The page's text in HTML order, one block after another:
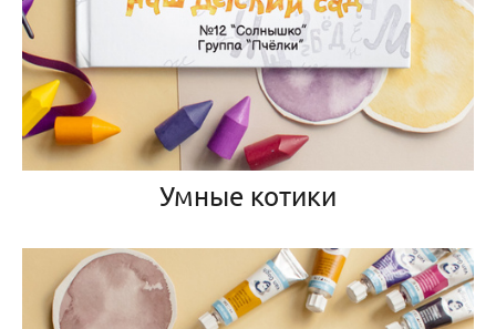
Умные котики